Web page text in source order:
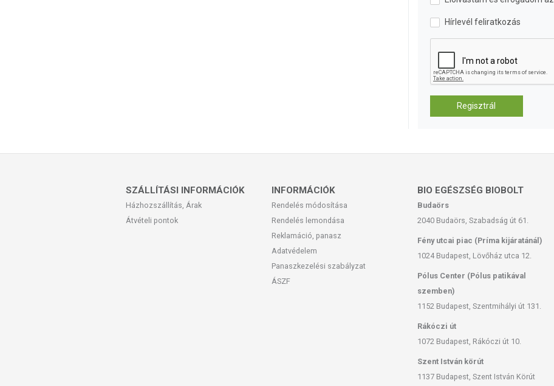
Hírlevél feliratkozás
Regisztrál
SZÁLLÍTÁSI INFORMÁCIÓK
Házhozszállítás, Árak
Átvételi pontok
INFORMÁCIÓK
Rendelés módosítása
Rendelés lemondása
Reklamáció, panasz
Adatvédelem
Panaszkezelési szabályzat
ÁSZF
BIO EGÉSZSÉG BIOBOLT
Budaörs
2040 Budaörs, Szabadság út 61.
Fény utcai piac (Príma kijáratánál)
1024 Budapest, Lövőház utca 12.
Pólus Center (Pólus patikával
szemben)
1152 Budapest, Szentmihályi út 131.
Rákóczi út
1072 Budapest, Rákóczi út 10.
Szent István körút
1137 Budapest, Szent István Körút